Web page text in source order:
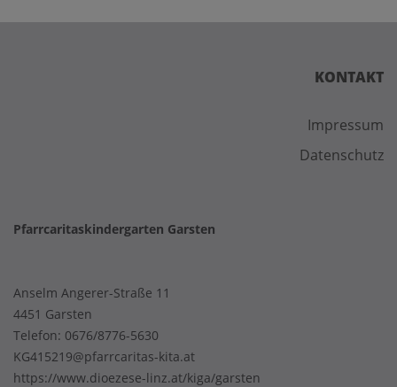
KONTAKT
Impressum
Datenschutz
Pfarrcaritaskindergarten Garsten
Anselm Angerer-Straße 11
4451 Garsten
Telefon: 0676/8776-5630
KG415219@pfarrcaritas-kita.at
https://www.dioezese-linz.at/kiga/garsten